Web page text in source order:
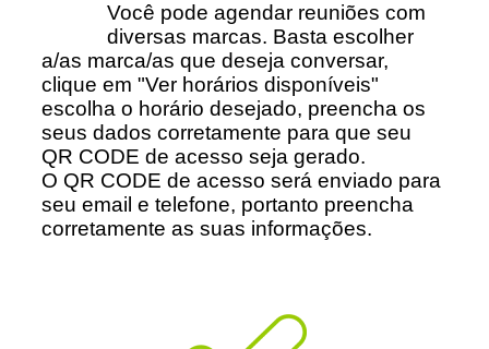
Você pode agendar reuniões com
diversas marcas. Basta escolher
a/as marca/as que deseja conversar,
clique em "Ver horários disponíveis"
escolha o horário desejado, preencha os
seus dados corretamente para que seu
QR CODE de acesso seja gerado.
O QR CODE de acesso será enviado para
seu email e telefone, portanto preencha
corretamente as suas informações.